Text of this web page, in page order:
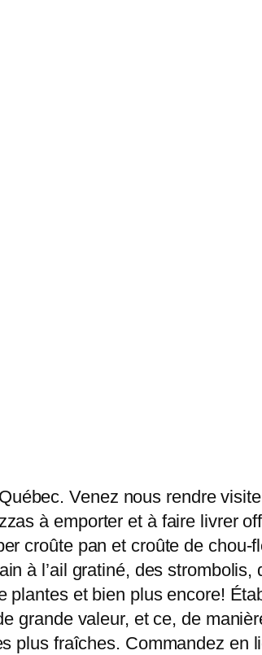
Venez nous rendre
à emporter et à faire livrer
croûte pan et croûte de
à l’ail gratiné, des
et bien plus encore!
grande valeur, et ce, de
plus fraîches. Commandez en